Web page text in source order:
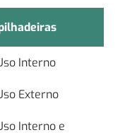
Interno
Externo
Interno e